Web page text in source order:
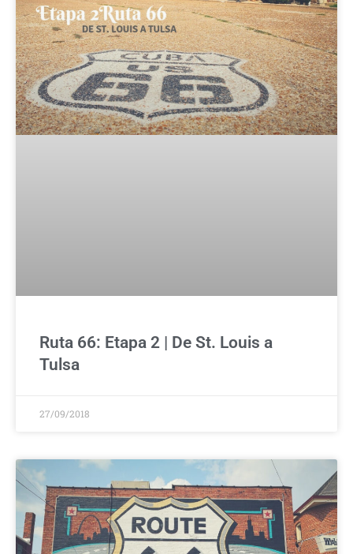
Ruta 66: Etapa 2 | De St. Louis a
Tulsa
27/09/2018